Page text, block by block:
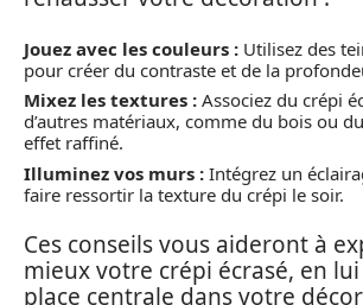
Jouez avec les couleurs : Utilisez des
pour créer du contraste et de la
Mixez les textures : Associez du crépi
d’autres matériaux, comme du bois ou
effet raffiné.
Illuminez vos murs : Intégrez un
faire ressortir la texture du crépi le soir.
Ces conseils vous aideront à
mieux votre crépi écrasé, en
place centrale dans votre